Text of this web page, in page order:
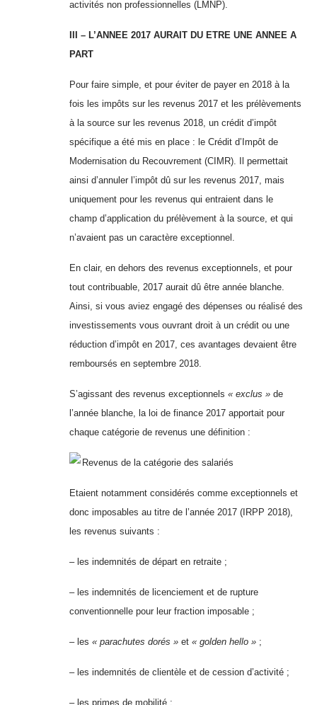
activités non professionnelles (LMNP).
III – L’ANNEE 2017 AURAIT DU ETRE UNE ANNEE A
PART
Pour faire simple, et pour éviter de payer en 2018 à la
fois les impôts sur les revenus 2017 et les prélèvements
à la source sur les revenus 2018, un crédit d’impôt
spécifique a été mis en place : le Crédit d’Impôt de
Modernisation du Recouvrement (CIMR). Il permettait
ainsi d’annuler l’impôt dû sur les revenus 2017, mais
uniquement pour les revenus qui entraient dans le
champ d’application du prélèvement à la source, et qui
n’avaient pas un caractère exceptionnel.
En clair, en dehors des revenus exceptionnels, et pour
tout contribuable, 2017 aurait dû être année blanche.
Ainsi, si vous aviez engagé des dépenses ou réalisé des
investissements vous ouvrant droit à un crédit ou une
réduction d’impôt en 2017, ces avantages devaient être
remboursés en septembre 2018.
S’agissant des revenus exceptionnels « exclus » de
l’année blanche, la loi de finance 2017 apportait pour
chaque catégorie de revenus une définition :
Revenus de la catégorie des salariés
Etaient notamment considérés comme exceptionnels et
donc imposables au titre de l’année 2017 (IRPP 2018),
les revenus suivants :
– les indemnités de départ en retraite ;
– les indemnités de licenciement et de rupture
conventionnelle pour leur fraction imposable ;
– les « parachutes dorés » et « golden hello » ;
– les indemnités de clientèle et de cession d’activité ;
– les primes de mobilité ;